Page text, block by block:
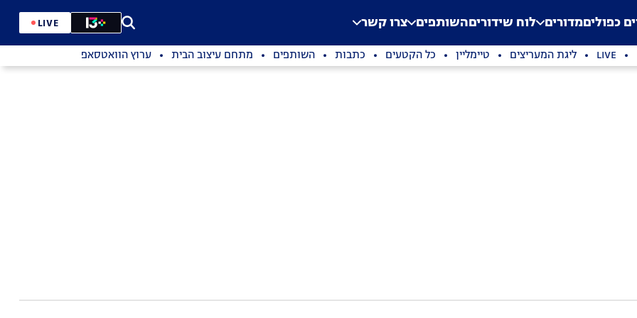
Application error: a
. כפוליםמדורים לוח שידוריםהשותפים צרו קשר LIVE
LIVE ליגת המעריצים טיימליין כל הקטעים כתבות השותפים מתחם עיצוב הבית ערוץ הוואטסאפ